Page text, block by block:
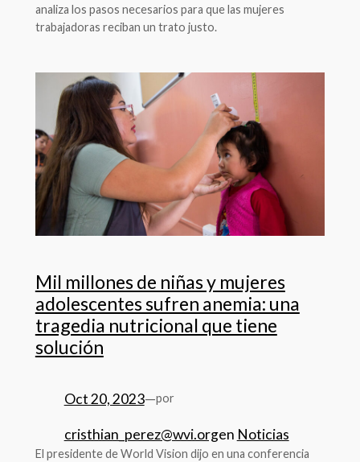
analiza los pasos necesarios para que las mujeres
trabajadoras reciban un trato justo.
Mil millones de niñas y mujeres
adolescentes sufren anemia: una
tragedia nutricional que tiene
solución
Oct 20, 2023—por
cristhian_perez@wvi.orgen Noticias
El presidente de World Vision dijo en una conferencia